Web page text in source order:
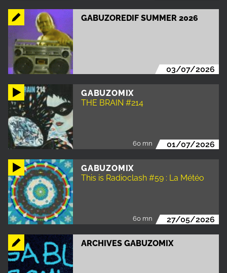
GABUZOREDIF SUMMER 2026
03/07/2026
GABUZOMIX
THE BRAIN #214
60 mn 01/07/2026
GABUZOMIX
This is Radioclash #59 : La Météo
60 mn 27/05/2026
ARCHIVES GABUZOMIX